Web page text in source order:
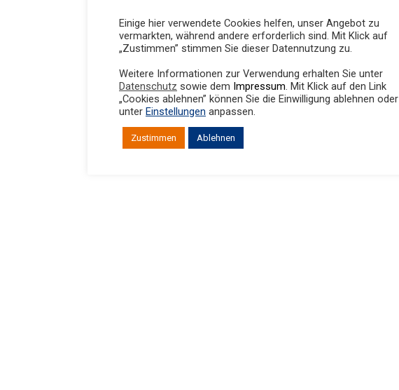
Einige hier verwendete Cookies helfen, unser Angebot zu
vermarkten, während andere erforderlich sind. Mit Klick auf
„Zustimmen” stimmen Sie dieser Datennutzung zu.
Weitere Informationen zur Verwendung erhalten Sie unter
Datenschutz sowie dem Impressum . Mit Klick auf den Link
„Cookies ablehnen” können Sie die Einwilligung ablehnen oder
unter Einstellungen anpassen.
Zustimmen Ablehnen